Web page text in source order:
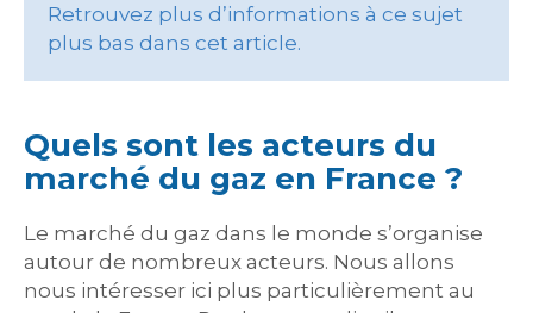
Retrouvez plus d’informations à ce sujet
plus bas dans cet article.
Quels sont les acteurs du
marché du gaz en France ?
Le marché du gaz dans le monde s’organise
autour de nombreux acteurs. Nous allons
nous intéresser ici plus particulièrement au